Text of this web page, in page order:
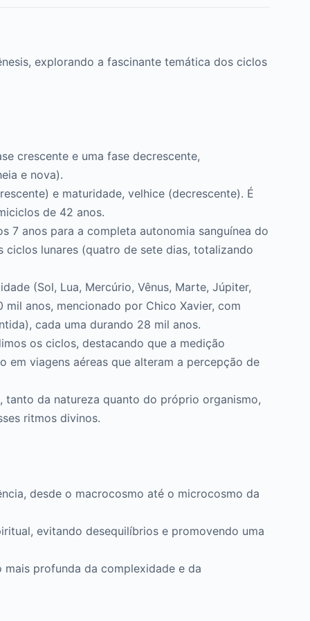
aumentar
explorando a fascinante temática dos ciclos
crescente e uma fase decrescente,
e nova).
e maturidade, velhice (decrescente). É
de 42 anos.
7 anos para a completa autonomia sanguínea do
ciclos lunares (quatro de sete dias, totalizando
(Sol, Lua, Mercúrio, Vênus, Marte, Júpiter,
anos, mencionado por Chico Xavier, com
cada uma durando 28 mil anos.
os ciclos, destacando que a medição
viagens aéreas que alteram a percepção de
da natureza quanto do próprio organismo,
ritmos divinos.
desde o macrocosmo até o microcosmo da
evitando desequilíbrios e promovendo uma
profunda da complexidade e da